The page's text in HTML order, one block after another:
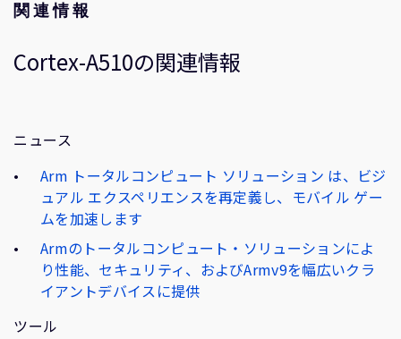
関連情報
Cortex-A510の関連情報
ニュース
Arm トータルコンピュート ソリューション は、ビジ
ュアル エクスペリエンスを再定義し、モバイル ゲー
ムを加速します
Armのトータルコンピュート・ソリューションによ
り性能、セキュリティ、およびArmv9を幅広いクラ
イアントデバイスに提供
ツール